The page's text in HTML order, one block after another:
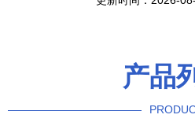
产品